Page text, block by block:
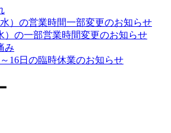
）の営業時間一部変更のお知らせ
）の一部営業時間変更のお知らせ
み
16日の臨時休業のお知らせ